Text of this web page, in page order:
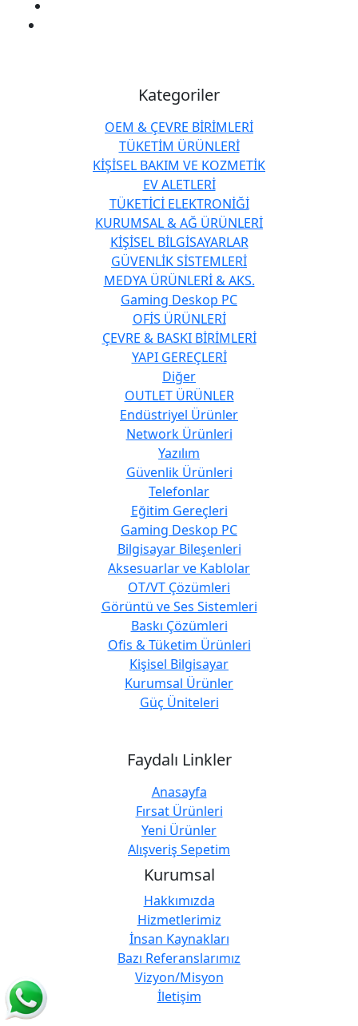
Kategoriler
OEM & ÇEVRE BİRİMLERİ
TÜKETİM ÜRÜNLERİ
KİŞİSEL BAKIM VE KOZMETİK
EV ALETLERİ
TÜKETİCİ ELEKTRONİĞİ
KURUMSAL & AĞ ÜRÜNLERİ
KİŞİSEL BİLGİSAYARLAR
GÜVENLİK SİSTEMLERİ
MEDYA ÜRÜNLERİ & AKS.
Gaming Deskop PC
OFİS ÜRÜNLERİ
ÇEVRE & BASKI BİRİMLERİ
YAPI GEREÇLERİ
Diğer
OUTLET ÜRÜNLER
Endüstriyel Ürünler
Network Ürünleri
Yazılım
Güvenlik Ürünleri
Telefonlar
Eğitim Gereçleri
Gaming Deskop PC
Bilgisayar Bileşenleri
Aksesuarlar ve Kablolar
OT/VT Çözümleri
Görüntü ve Ses Sistemleri
Baskı Çözümleri
Ofis & Tüketim Ürünleri
Kişisel Bilgisayar
Kurumsal Ürünler
Güç Üniteleri
Faydalı Linkler
Anasayfa
Fırsat Ürünleri
Yeni Ürünler
Alışveriş Sepetim
Kurumsal
Hakkımızda
Hizmetlerimiz
İnsan Kaynakları
Bazı Referanslarımız
Vizyon/Misyon
İletişim